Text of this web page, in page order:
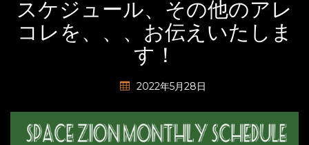
スケジュール、その他のアレ
コレを、、、お伝えいたしま
す！
2022年5月28日